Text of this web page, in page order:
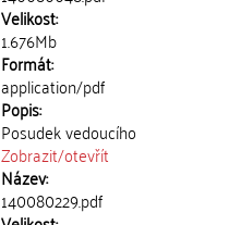
Velikost:
1.676Mb
Formát:
application/pdf
Popis:
Posudek vedoucího
Zobrazit/otevřít
Název:
140080229.pdf